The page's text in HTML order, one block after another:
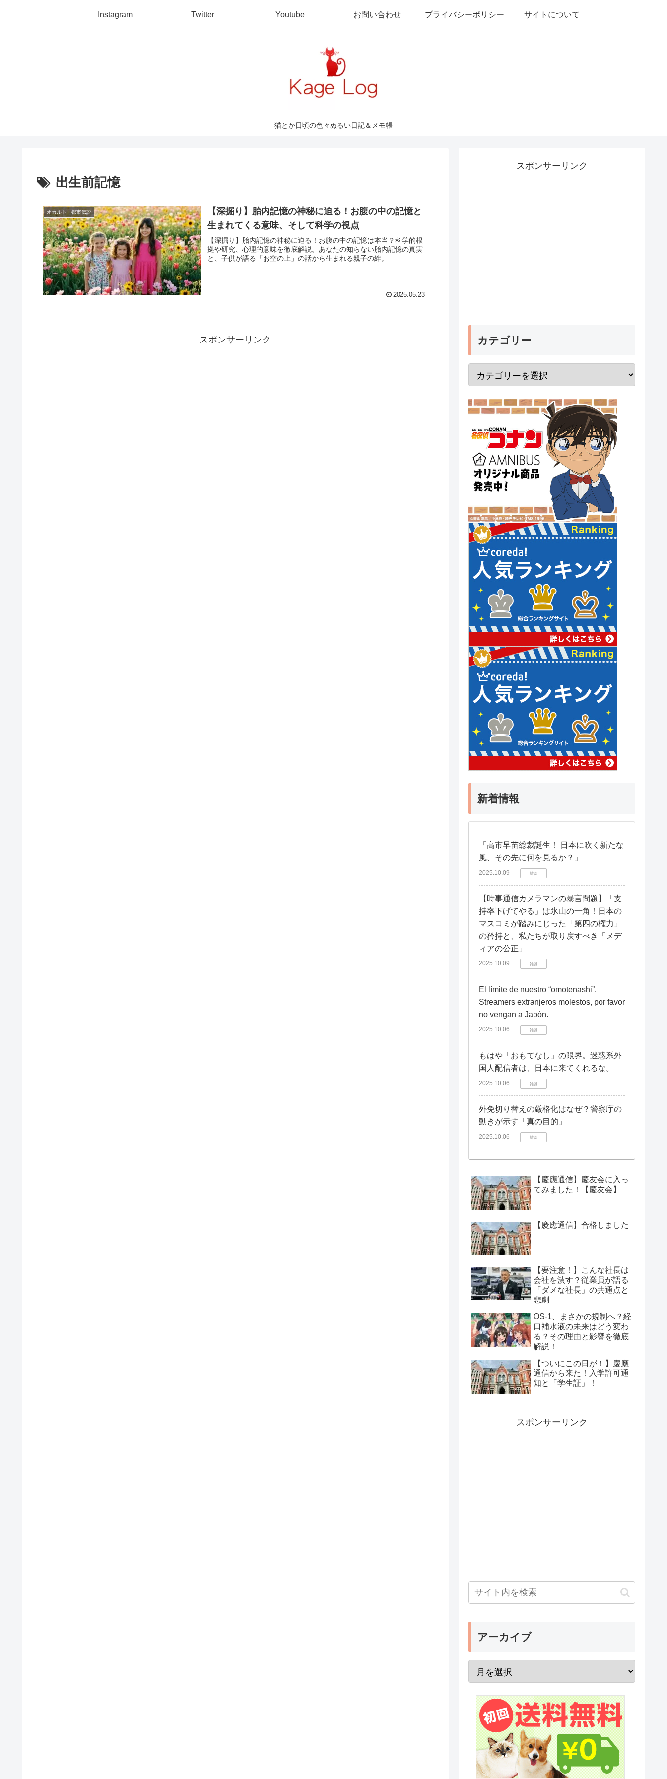
猫とか日頃の色々ぬるい日記＆メモ帳
Instagram Twitter Youtube お問い合わせ プライバシーポリシー サイトについて
出生前記憶
オカルト・都市伝説
【深掘り】胎内記憶の神秘に迫る！お腹の中の記憶と
生まれてくる意味、そして科学の視点
【深掘り】胎内記憶の神秘に迫る！お腹の中の記憶は本当？科学的根
拠や研究、心理的意味を徹底解説。あなたの知らない胎内記憶の真実
と、子供が語る「お空の上」の話から生まれる親子の絆。
2025.05.23
スポンサーリンク
スポンサーリンク
カテゴリー
新着情報
「高市早苗総裁誕生！ 日本に吹く新たな
風、その先に何を見るか？」
2025.10.09 雑談
【時事通信カメラマンの暴言問題】「支
持率下げてやる」は氷山の一角！日本の
マスコミが踏みにじった「第四の権力」
の矜持と、私たちが取り戻すべき「メデ
ィアの公正」
2025.10.09 雑談
El límite de nuestro “omotenashi”.
Streamers extranjeros molestos, por favor
no vengan a Japón.
2025.10.06 雑談
もはや「おもてなし」の限界。迷惑系外
国人配信者は、日本に来てくれるな。
2025.10.06 雑談
外免切り替えの厳格化はなぜ？警察庁の
動きが示す「真の目的」
2025.10.06 雑談
【慶應通信】慶友会に入っ
てみました！【慶友会】
【慶應通信】合格しました
【要注意！】こんな社長は
会社を潰す？従業員が語る
「ダメな社長」の共通点と
悲劇
OS-1、まさかの規制へ？経
口補水液の未来はどう変わ
る？その理由と影響を徹底
解説！
【ついにこの日が！】慶應
通信から来た！入学許可通
知と「学生証」！
スポンサーリンク
アーカイブ